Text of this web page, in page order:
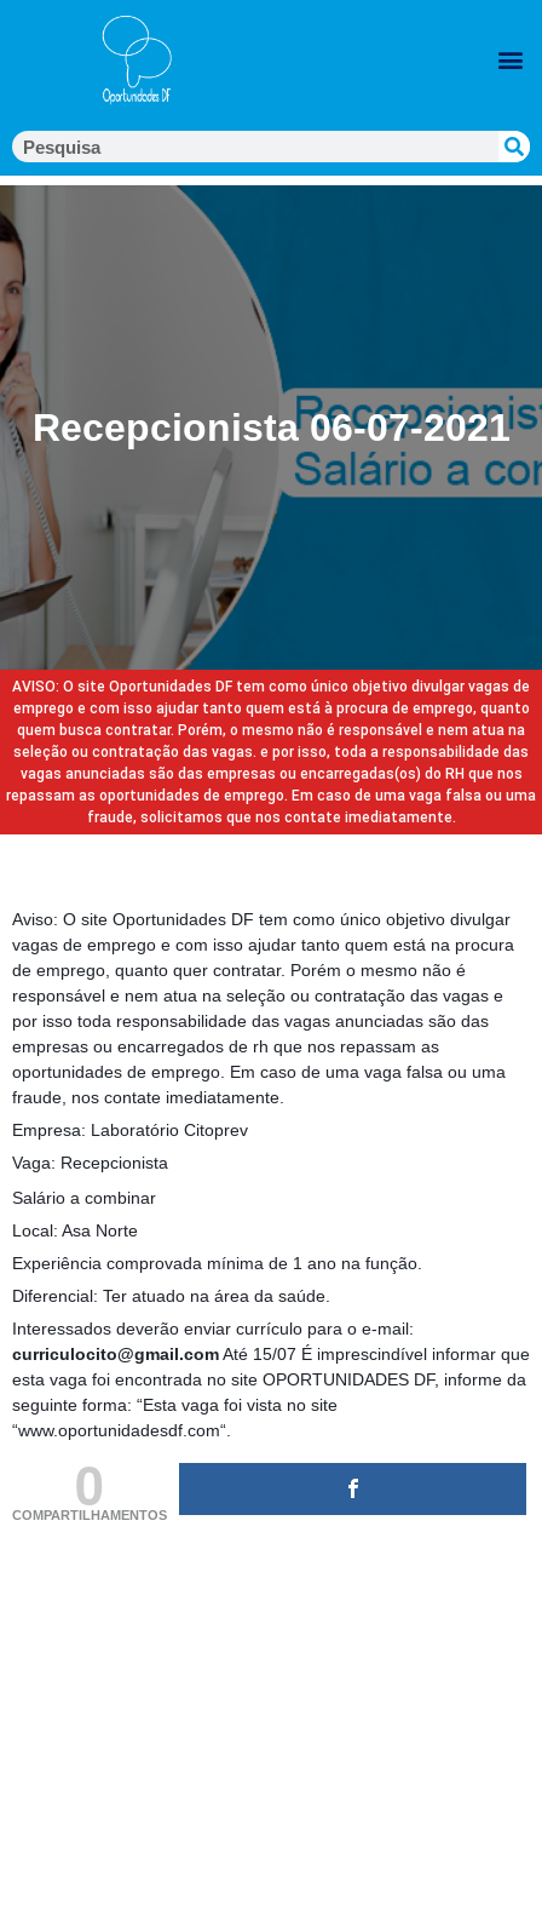
Recepcionista 06-07-2021
AVISO: O site Oportunidades DF tem como único objetivo divulgar vagas de
emprego e com isso ajudar tanto quem está à procura de emprego, quanto
quem busca contratar. Porém, o mesmo não é responsável e nem atua na
seleção ou contratação das vagas. e por isso, toda a responsabilidade das
vagas anunciadas são das empresas ou encarregadas(os) do RH que nos
repassam as oportunidades de emprego. Em caso de uma vaga falsa ou uma
fraude, solicitamos que nos contate imediatamente.
Aviso: O site Oportunidades DF tem como único objetivo divulgar
vagas de emprego e com isso ajudar tanto quem está na procura
de emprego, quanto quer contratar. Porém o mesmo não é
responsável e nem atua na seleção ou contratação das vagas e
por isso toda responsabilidade das vagas anunciadas são das
empresas ou encarregados de rh que nos repassam as
oportunidades de emprego. Em caso de uma vaga falsa ou uma
fraude, nos contate imediatamente.
Empresa: Laboratório Citoprev
Vaga: Recepcionista
Salário a combinar
Local: Asa Norte
Experiência comprovada mínima de 1 ano na função.
Diferencial: Ter atuado na área da saúde.
Interessados deverão enviar currículo para o e-mail:
curriculocito@gmail.comAté 15/07 É imprescindível informar que
esta vaga foi encontrada no site OPORTUNIDADES DF, informe da
seguinte forma: “Esta vaga foi vista no site
“www.oportunidadesdf.com“.
0
COMPARTILHAMENTOS